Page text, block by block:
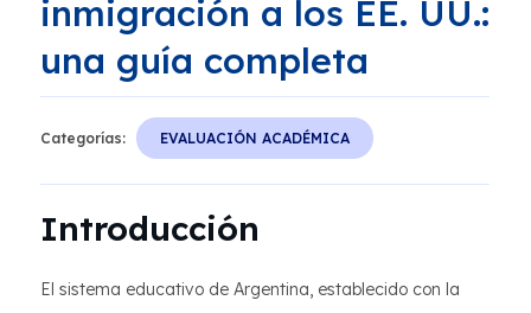
inmigración a los EE. UU.:
una guía completa
Categorías: EVALUACIÓN ACADÉMICA
Introducción
El sistema educativo de Argentina, establecido con la